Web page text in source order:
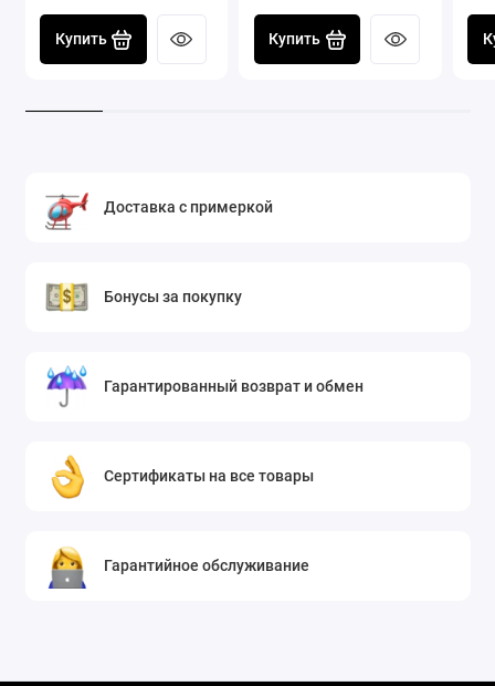
Купить Купить
Доставка с примеркой
Бонусы за покупку
Гарантированный возврат и обмен
Сертификаты на все товары
Гарантийное обслуживание